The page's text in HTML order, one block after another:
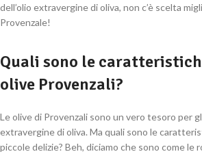
dell’olio extravergine di oliva, non c’è scelta
Provenzale!
Quali sono le
olive Provenzali?
Le olive di Provenzali sono un vero tesoro per
extravergine di oliva. Ma quali sono le
piccole delizie? Beh, diciamo che sono come le